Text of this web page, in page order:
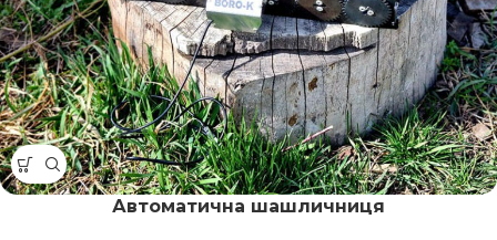
Автоматична шашличниця